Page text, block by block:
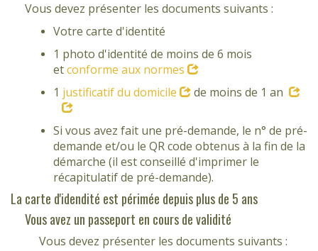
Vous devez présenter les documents suivants :
Votre carte d'identité
1 photo d'identité de moins de 6 mois
etconforme aux normes
1 justificatif du domicile de moins de 1 an
Si vous avez fait une pré-demande, le n° de pré-
demande et/ou le QR code obtenus à la fin de la
démarche (il est conseillé d'imprimer le
récapitulatif de pré-demande).
La carte d'idendité est périmée depuis plus de 5 ans
Vous avez un passeport en cours de validité
Vous devez présenter les documents suivants :